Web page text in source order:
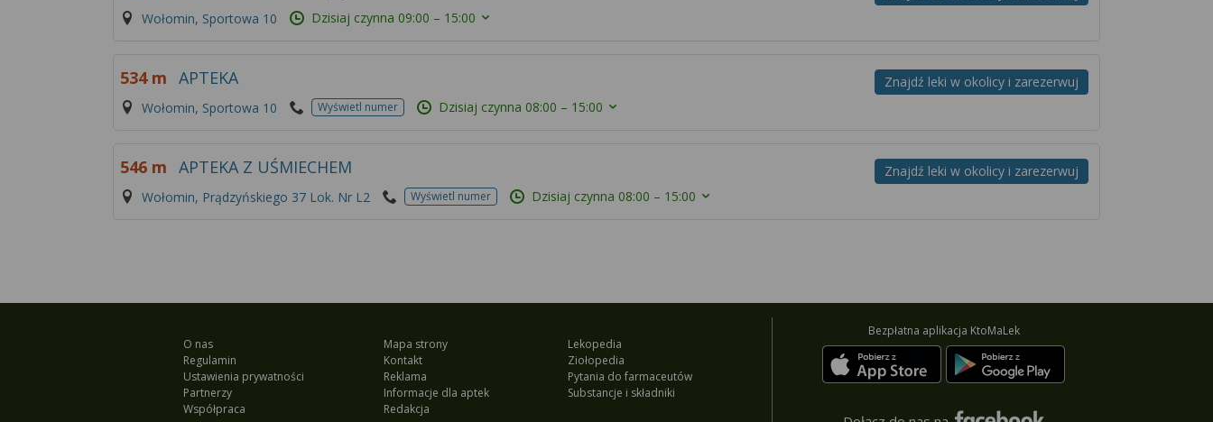
Wołomin, Sportowa 10 Dzisiaj czynna 09:00 – 15:00
Znajdź leki w okolicy i zarezerwuj
534 m APTEKA
Wołomin, Sportowa 10 Wyświetl numer Dzisiaj czynna 08:00 – 15:00
Znajdź leki w okolicy i zarezerwuj
546 m APTEKA Z UŚMIECHEM
Wołomin, Prądzyńskiego 37 Lok. Nr L2 Wyświetl numer Dzisiaj czynna 08:00 – 15:00
O nas
Regulamin
Ustawienia prywatności
Partnerzy
Współpraca
Mapa strony
Kontakt
Reklama
Informacje dla aptek
Redakcja
Lekopedia
Ziołopedia
Pytania do farmaceutów
Substancje i składniki
Bezpłatna aplikacja KtoMaLek